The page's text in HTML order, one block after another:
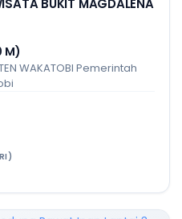
M)
WAKATOBI Pemerintah